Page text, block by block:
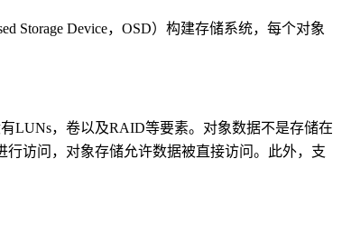
Storage Device， OSD）构建存储系统，每个对象
LUNs，卷以及RAID等要素。对象数据不是存储在
访问，对象存储允许数据被直接访问。此外，支